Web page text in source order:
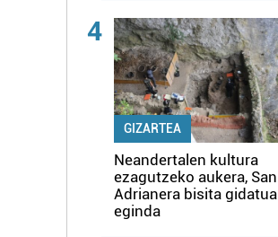
4
GIZARTEA
Neandertalen kultura
ezagutzeko aukera, San
Adrianera bisita gidatua
eginda